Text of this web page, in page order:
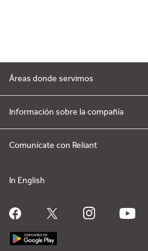
Áreas donde servimos
Información sobre la compañía
Comunícate con Reliant
In English